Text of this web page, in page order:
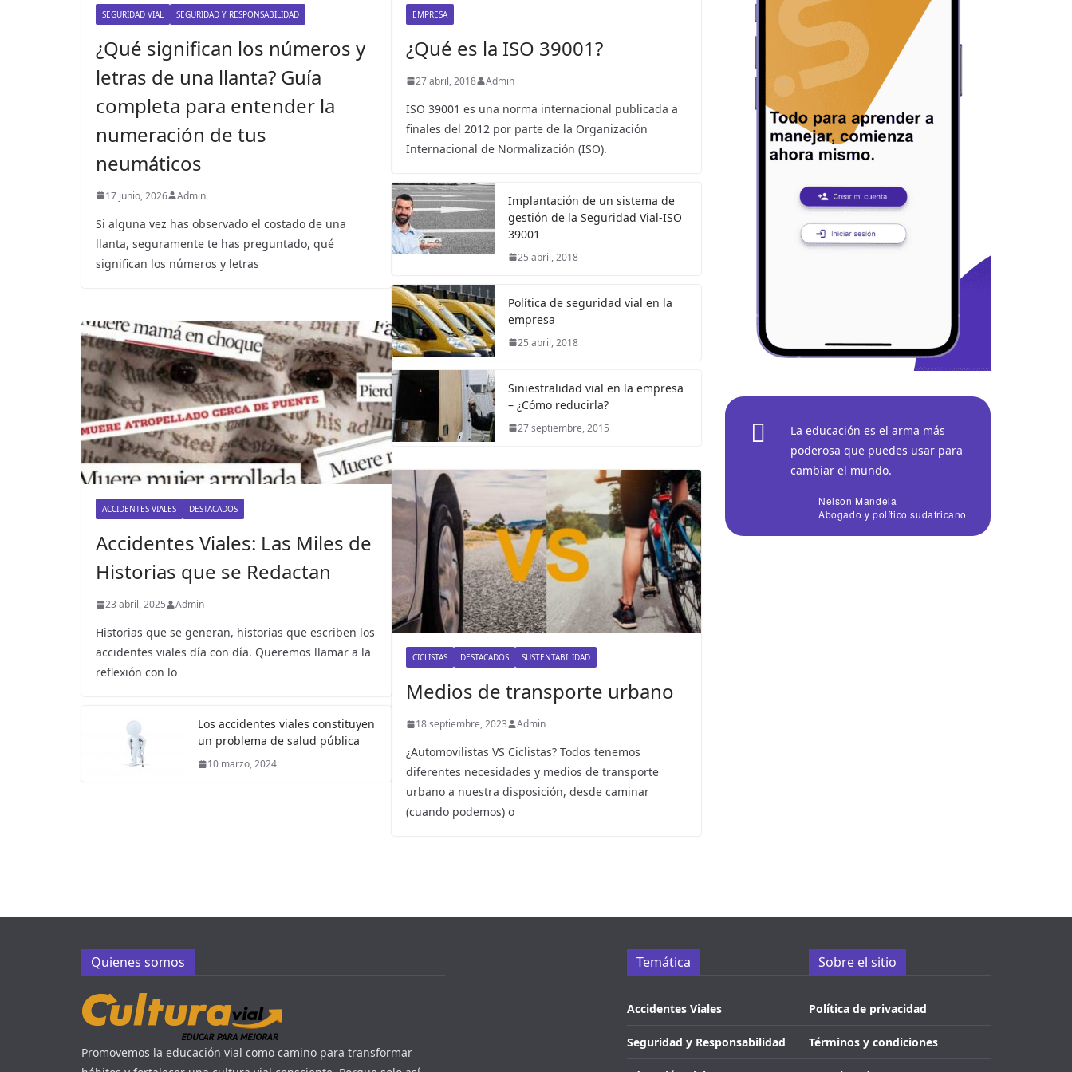
o
SEGURIDAD VIAL SEGURIDAD Y RESPONSABILIDAD
¿Qué significan los números y
letras de una llanta? Guía
completa para entender la
numeración de tus
neumáticos
17 junio, 2026 Admin
Si alguna vez has observado el costado de una
llanta, seguramente te has preguntado, qué
significan los números y letras
ACCIDENTES VIALES DESTACADOS
Accidentes Viales: Las Miles de
Historias que se Redactan
23 abril, 2025 Admin
Historias que se generan, historias que escriben los
accidentes viales día con día. Queremos llamar a la
reflexión con lo
Los accidentes viales constituyen
un problema de salud pública
10 marzo, 2024
EMPRESA
¿Qué es la ISO 39001?
27 abril, 2018 Admin
ISO 39001 es una norma internacional publicada a
finales del 2012 por parte de la Organización
Internacional de Normalización (ISO).
Implantación de un sistema de
gestión de la Seguridad Vial-ISO
39001
25 abril, 2018
Política de seguridad vial en la
empresa
25 abril, 2018
Siniestralidad vial en la empresa
– ¿Cómo reducirla?
27 septiembre, 2015
CICLISTAS DESTACADOS SUSTENTABILIDAD
Medios de transporte urbano
18 septiembre, 2023 Admin
¿Automovilistas VS Ciclistas? Todos tenemos
diferentes necesidades y medios de transporte
urbano a nuestra disposición, desde caminar
(cuando podemos) o
La educación es el arma más
poderosa que puedes usar para
cambiar el mundo.
Nelson Mandela
Abogado y político sudafricano
Quienes somos
Promovemos la educación vial como camino para transformar
Temática
Accidentes Viales
Seguridad y Responsabilidad
Sobre el sitio
Política de privacidad
Términos y condiciones